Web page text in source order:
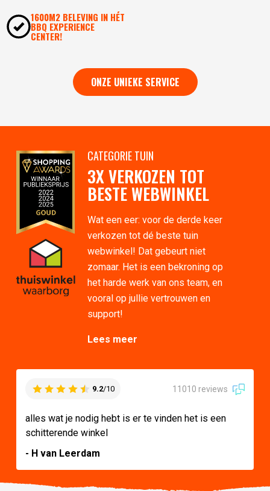
1600M2 BELEVING IN HÉT
BBQ EXPERIENCE
CENTER!
ONZE UNIEKE SERVICE
CATEGORIE TUIN
3X VERKOZEN TOT
BESTE WEBWINKEL
Wat een eer: voor de derde keer
verkozen tot dé beste tuin
webwinkel! Dat gebeurt niet
zomaar. Het is een bekroning op
het harde werk van ons team, en
vooral op jullie vertrouwen en
support!
Lees meer
9.2/10 11010 reviews
alles wat je nodig hebt is er te vinden het is een
schitterende winkel
- H van Leerdam